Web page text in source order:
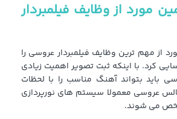
مورد از وظایف فیلمبردار
از مهم ترین وظایف فیلمبردار عروسی را
کرد. با اینکه ثبت تصویر اهمیت زیادی
باید بتواند آهنگ مناسب را با لحظات
عروسی معمولا سیستم های نورپردازی
می شوند.